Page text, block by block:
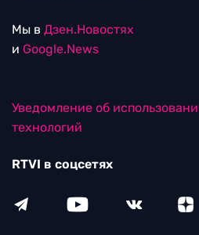
Мы в Дзен.Новостях
и Google.News
Уведомление об
технологий
RTVI в соцсетях